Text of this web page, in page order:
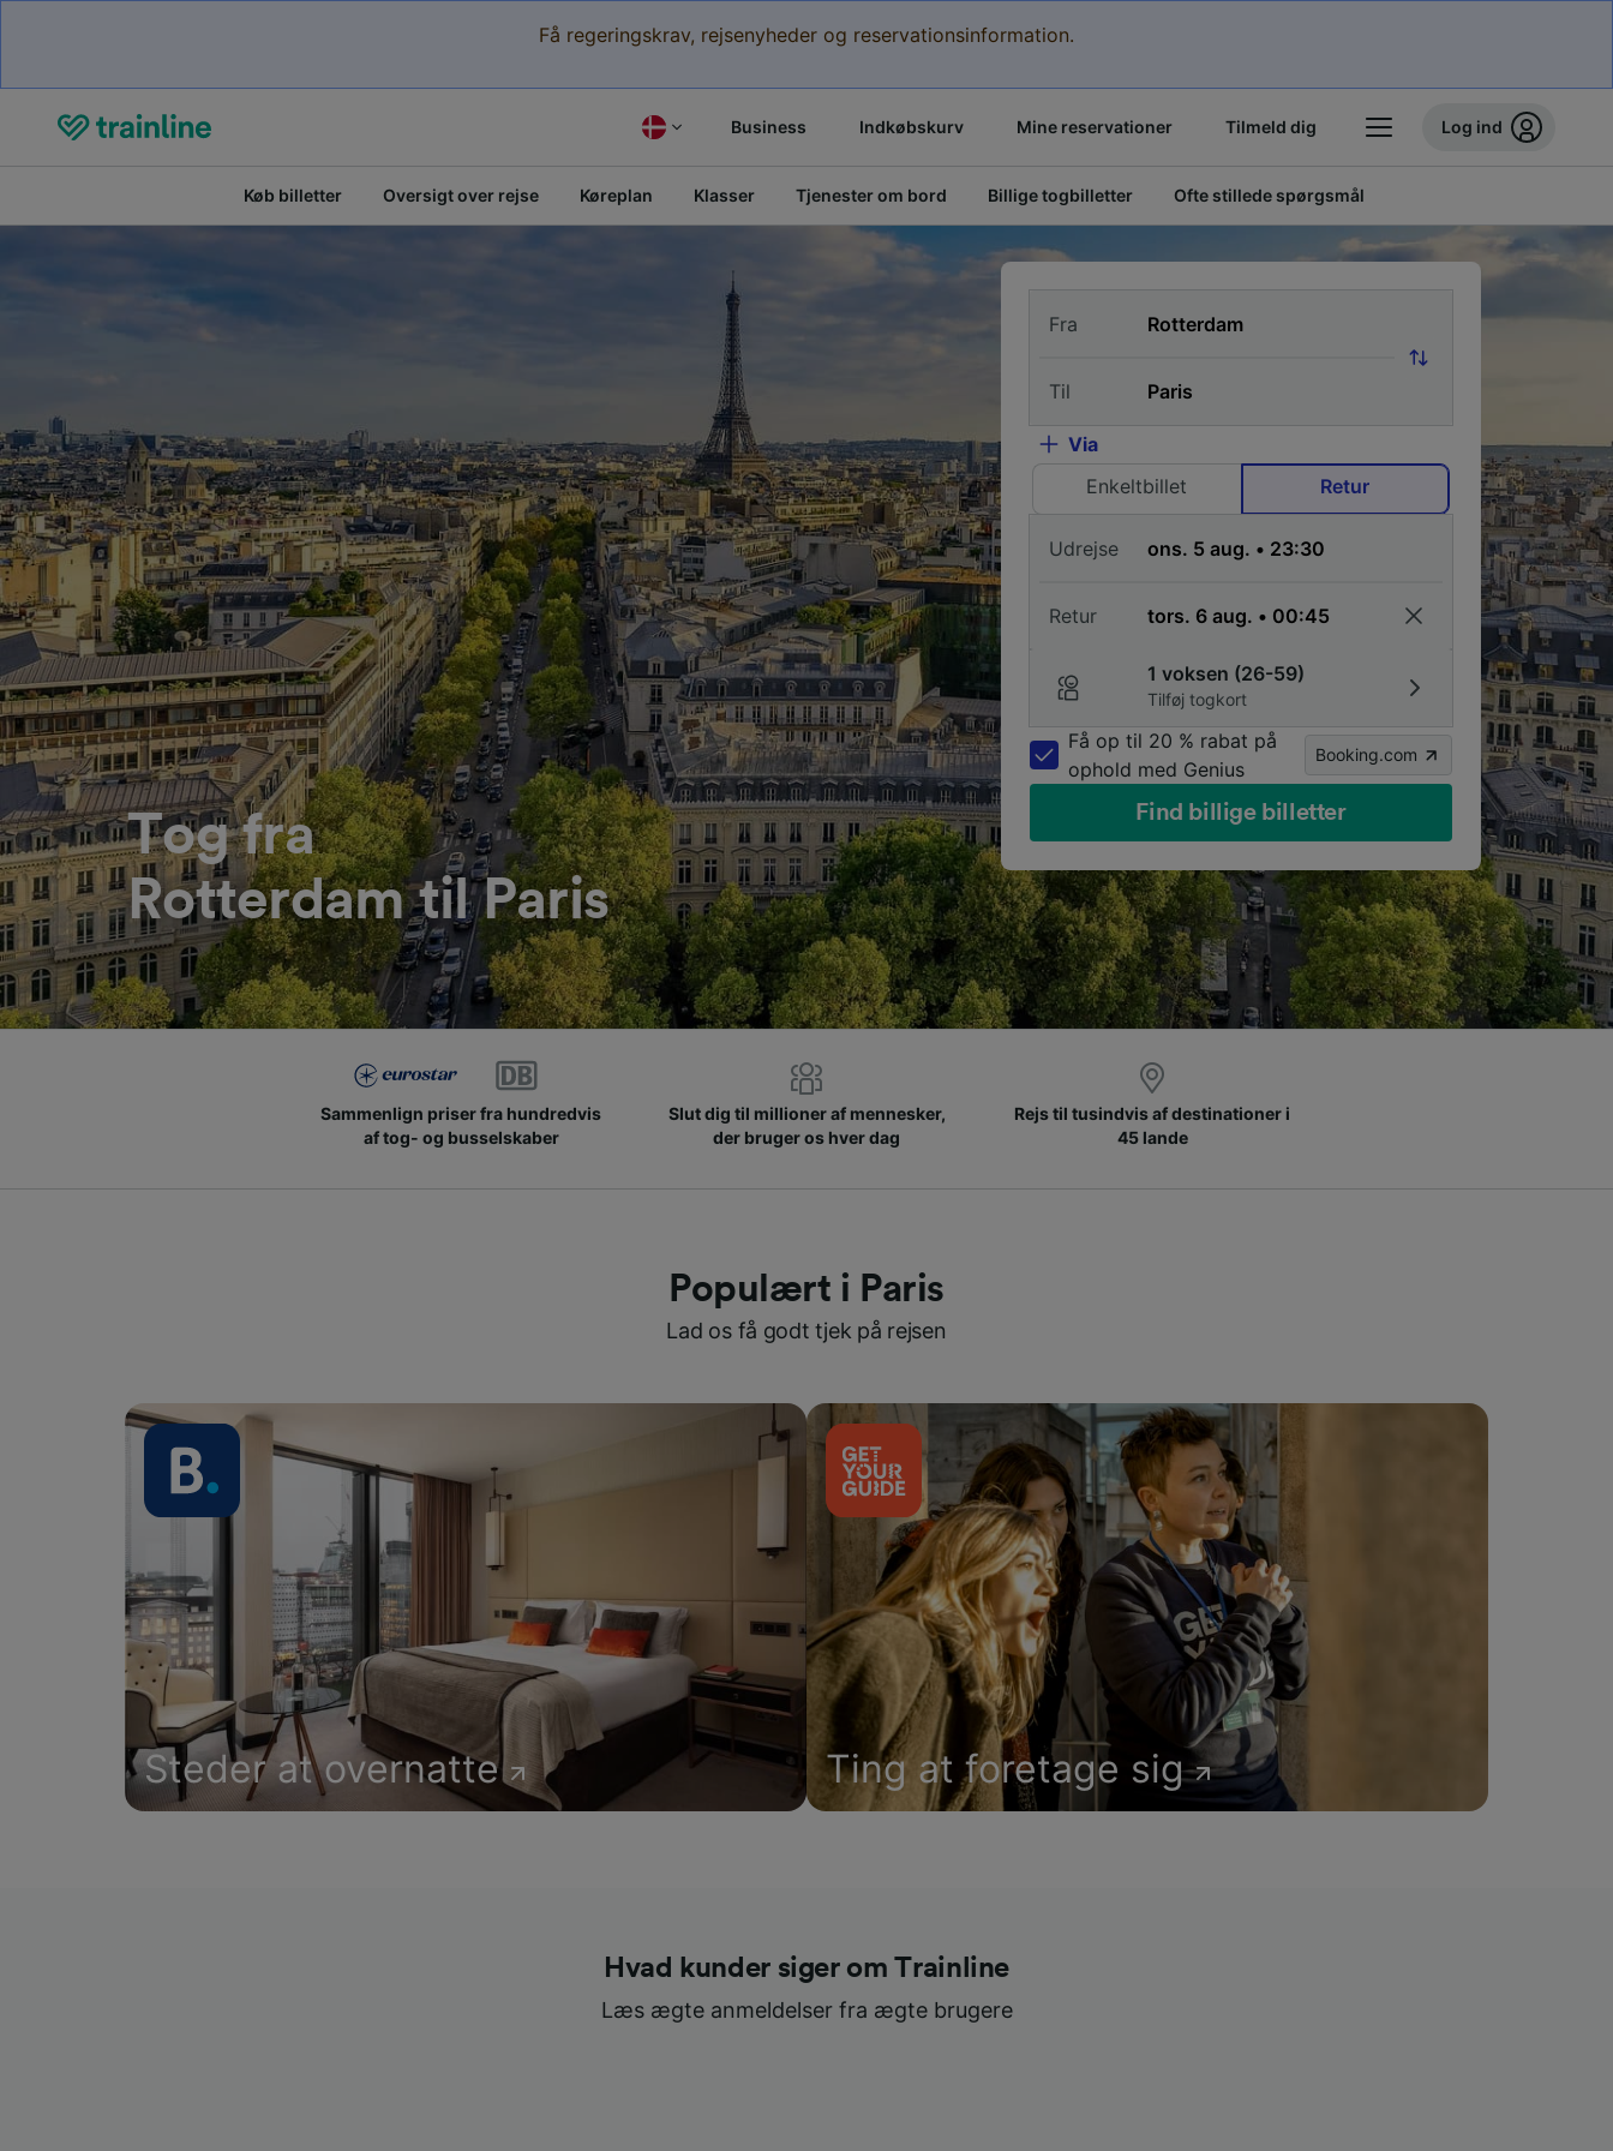
Få regeringskrav, rejsenyheder og reservationsinformation.
Business Indkøbskurv Mine reservationer Tilmeld dig Log ind
Køb billetter Oversigt over rejse Køreplan Klasser Tjenester om bord Billige togbilletter Ofte stillede spørgsmål
Tog fra
Rotterdam til Paris
Fra
Til
Via
Enkeltbillet
Retur
Udrejse
Retur
1 voksen (26-59)
Tilføj togkort
Få op til 20 % rabat på
ophold med Genius
Booking.com
Find billige billetter
Sammenlign priser fra hundredvis
af tog- og busselskaber
Slut dig til millioner af mennesker,
der bruger os hver dag
Rejs til tusindvis af destinationer i
45 lande
Populært i Paris
Lad os få godt tjek på rejsen
Steder at overnatte Ting at foretage sig
Hvad kunder siger om Trainline
Læs ægte anmeldelser fra ægte brugere